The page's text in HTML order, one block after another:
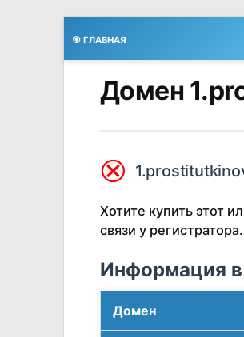
🎯 ГЛАВНАЯ
Домен
⮿
Хотите купить этот
связи у регистратора.
Информация в
Домен